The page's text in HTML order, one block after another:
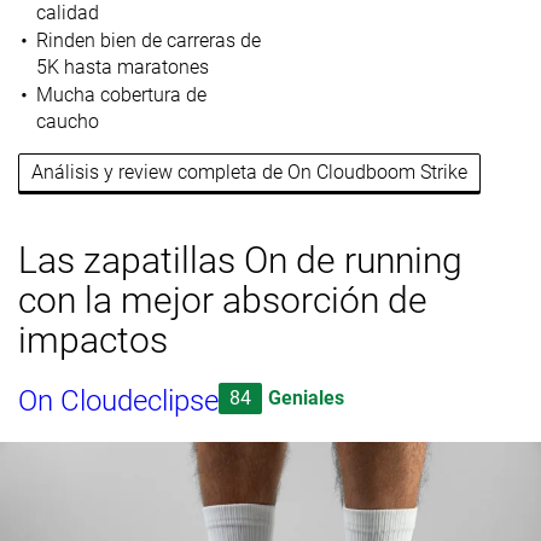
calidad
Rinden bien de carreras de
5K hasta maratones
Mucha cobertura de
caucho
Análisis y review completa de On Cloudboom Strike
Las zapatillas On de running
con la mejor absorción de
impactos
On Cloudeclipse 84 Geniales